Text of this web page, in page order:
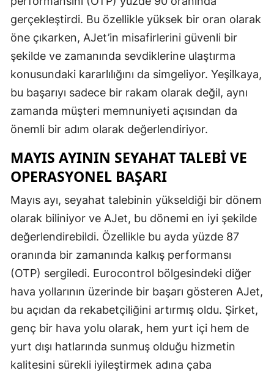
gerçekleştirdi. Bu özellikle yüksek bir oran olarak
öne çıkarken, AJet’in misafirlerini güvenli bir
şekilde ve zamanında sevdiklerine ulaştırma
konusundaki kararlılığını da simgeliyor. Yeşilkaya,
bu başarıyı sadece bir rakam olarak değil, aynı
zamanda müşteri memnuniyeti açısından da
önemli bir adım olarak değerlendiriyor.
MAYIS AYININ SEYAHAT TALEBI VE
OPERASYONEL BAŞARI
Mayıs ayı, seyahat talebinin yükseldiği bir dönem
olarak biliniyor ve AJet, bu dönemi en iyi şekilde
değerlendirebildi. Özellikle bu ayda yüzde 87
oranında bir zamanında kalkış performansı
(OTP) sergiledi. Eurocontrol bölgesindeki diğer
hava yollarının üzerinde bir başarı gösteren AJet,
bu açıdan da rekabetçiliğini artırmış oldu. Şirket,
genç bir hava yolu olarak, hem yurt içi hem de
yurt dışı hatlarında sunmuş olduğu hizmetin
kalitesini sürekli iyileştirmek adına çaba